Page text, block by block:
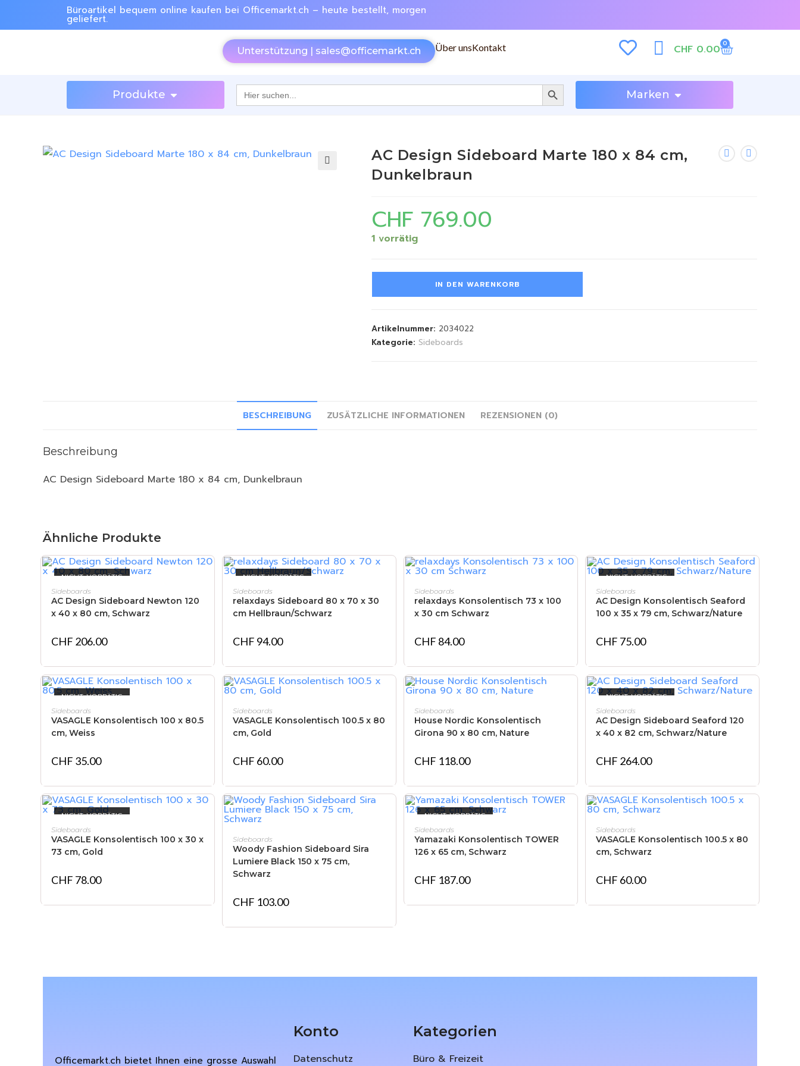
Büroartikel bequem online kaufen bei Officemarkt.ch – heute bestellt, morgen
geliefert.
Unterstützung | sales@officemarkt.ch Über unsKontakt CHF 0.00 0
Produkte Search
for:
SEARCH BUTTON
Marken
AC Design Sideboard Marte 180 x 84 cm,
Dunkelbraun
CHF 769.00
1 vorrätig
IN DEN WARENKORB
Artikelnummer: 2034022
Kategorie: Sideboards
BESCHREIBUNG ZUSÄTZLICHE INFORMATIONEN REZENSIONEN (0)
Beschreibung
AC Design Sideboard Marte 180 x 84 cm, Dunkelbraun
Ähnliche Produkte
NICHT VORRÄTIG
Sideboards
AC Design Sideboard Newton 120
x 40 x 80 cm, Schwarz
CHF 206.00
NICHT VORRÄTIG
Sideboards
relaxdays Sideboard 80 x 70 x 30
cm Hellbraun/Schwarz
CHF 94.00
Sideboards
relaxdays Konsolentisch 73 x 100
x 30 cm Schwarz
CHF 84.00
NICHT VORRÄTIG
Sideboards
AC Design Konsolentisch Seaford
100 x 35 x 79 cm, Schwarz/Nature
CHF 75.00
NICHT VORRÄTIG
Sideboards
VASAGLE Konsolentisch 100 x 80.5
cm, Weiss
CHF 35.00
Sideboards
VASAGLE Konsolentisch 100.5 x 80
cm, Gold
CHF 60.00
Sideboards
House Nordic Konsolentisch
Girona 90 x 80 cm, Nature
CHF 118.00
NICHT VORRÄTIG
Sideboards
AC Design Sideboard Seaford 120
x 40 x 82 cm, Schwarz/Nature
CHF 264.00
NICHT VORRÄTIG
Sideboards
VASAGLE Konsolentisch 100 x 30 x
73 cm, Gold
CHF 78.00
Sideboards
Woody Fashion Sideboard Sira
Lumiere Black 150 x 75 cm,
Schwarz
CHF 103.00
NICHT VORRÄTIG
Sideboards
Yamazaki Konsolentisch TOWER
126 x 65 cm, Schwarz
CHF 187.00
Sideboards
VASAGLE Konsolentisch 100.5 x 80
cm, Schwarz
CHF 60.00
Officemarkt.ch bietet Ihnen eine grosse Auswahl
Konto
Datenschutz
Kategorien
Büro & Freizeit